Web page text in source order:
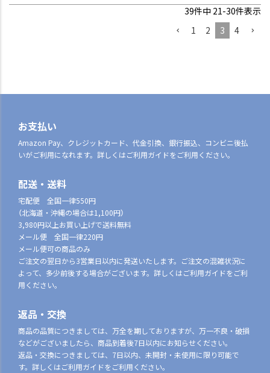
39件中 21-30件表示
1
2 3 4
お支払い
Amazon Pay、クレジットカード、代金引換、銀行振込、コンビニ後払
いがご利用になれます。詳しくはご利用ガイドをご利用ください。
配送・送料
宅配便 全国一律550円
（北海道・沖縄の場合は1,100円）
3,980円以上お買い上げで送料無料
メール便 全国一律220円
メール便可の商品のみ
ご注文の翌日から3営業日以内に発送いたします。ご注文の混雑状況に
よって、多少前後する場合がございます。詳しくはご利用ガイドをご利
用ください。
返品・交換
商品の品質につきましては、万全を期しておりますが、万一不良・破損
などがございましたら、商品到着後7日以内にお知らせください。
返品・交換につきましては、7日以内、未開封・未使用に限り可能で
す。詳しくはご利用ガイドをご利用ください。